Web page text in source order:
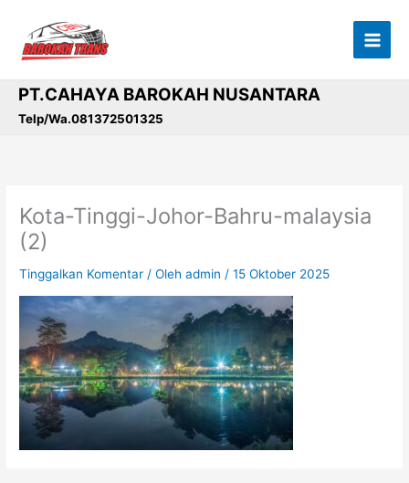
konten
PT.CAHAYA BAROKAH NUSANTARA
Telp/Wa.081372501325
Kota-Tinggi-Johor-Bahru-malaysia
(2)
Tinggalkan Komentar / Olehadmin /15 Oktober 2025